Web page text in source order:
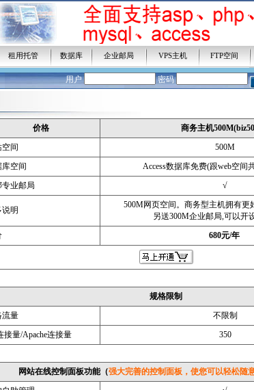
租用托管 数据库 企业邮局 VPS主机 FTP空间
用户 密码
HELP1： 如果我还没有域名，
HELP2：如果我已有域名，如
价格
商务主机
空间
500M
库空间
Access数据库免费(跟web空间
专业邮局
√
明
500M网页空间。商务型主机拥有更
另送300M企业邮局,可以开
680元/年
规格限制
流量
不限制
接量/Apache连接量
350
网站在线控制面板功能（强大完善的控制面板，使您可以轻松随